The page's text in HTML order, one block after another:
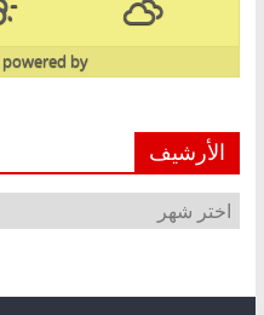
powered by
الأرشيف
الأرشيف